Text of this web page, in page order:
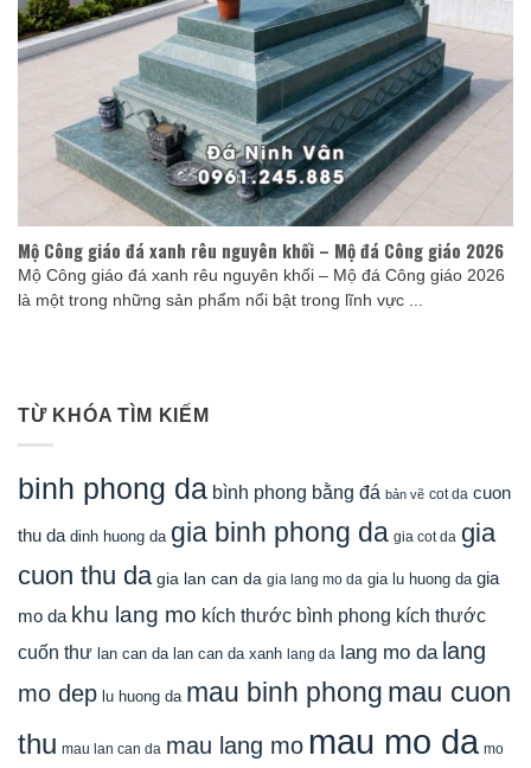
Mộ Công giáo đá xanh rêu nguyên khối – Mộ đá Công giáo 2026
Mộ Công giáo đá xanh rêu nguyên khối – Mộ đá Công giáo 2026
là một trong những sản phẩm nổi bật trong lĩnh vực ...
TỪ KHÓA TÌM KIẾM
binh phong da bình phong bằng đá bản vẽ cot da cuon
thu da dinh huong da gia binh phong da gia cot da gia
cuon thu da gia lan can da gia lang mo da gia lu huong da gia
mo da khu lang mo kích thước bình phong kích thước
cuốn thư lan can da lan can da xanh lang da lang mo da lang
mo dep lu huong da mau binh phong mau cuon
thu mau lan can da mau lang mo mau mo da mo